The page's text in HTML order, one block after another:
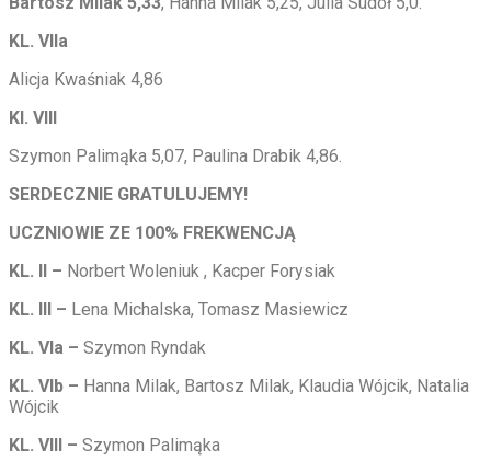
KL. VIIa
Alicja Kwaśniak 4,86
Kl. VIII
Szymon Palimąka 5,07, Paulina Drabik 4,86.
SERDECZNIE GRATULUJEMY!
UCZNIOWIE ZE 100% FREKWENCJĄ
KL. II – Norbert Woleniuk , Kacper Forysiak
KL. III – Lena Michalska, Tomasz Masiewicz
KL. VIa – Szymon Ryndak
KL. VIb – Hanna Milak, Bartosz Milak, Klaudia Wójcik, Natalia
Wójcik
KL. VIII – Szymon Palimąka